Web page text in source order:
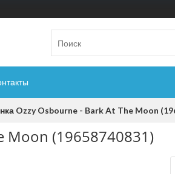
Ozzy Osbourne - Bark At The Moon
Moon (19658740831)